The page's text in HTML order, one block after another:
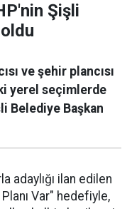
Şişli
ve şehir plancısı
yerel seçimlerde
Belediye Başkan
adaylığı ilan edilen
Var" hedefiyle,